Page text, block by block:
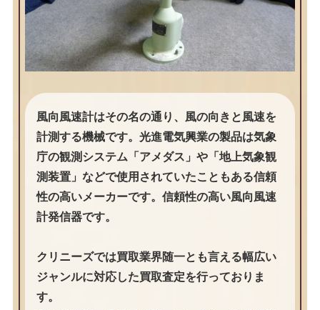
風向風速計はその名の通り、風の向きと風速を
計測する機械です。光進電気興業の製品は気象
庁の観測システム「アメダス」や「地上気象観
測装置」などで使用されていたこともある信頼
性の高いメーカーです。信頼性の高い風向風速
計発信器です。
クリニーズでは買取業界随一とも言える幅広い
ジャンルに対応した買取査定を行っておりま
す。